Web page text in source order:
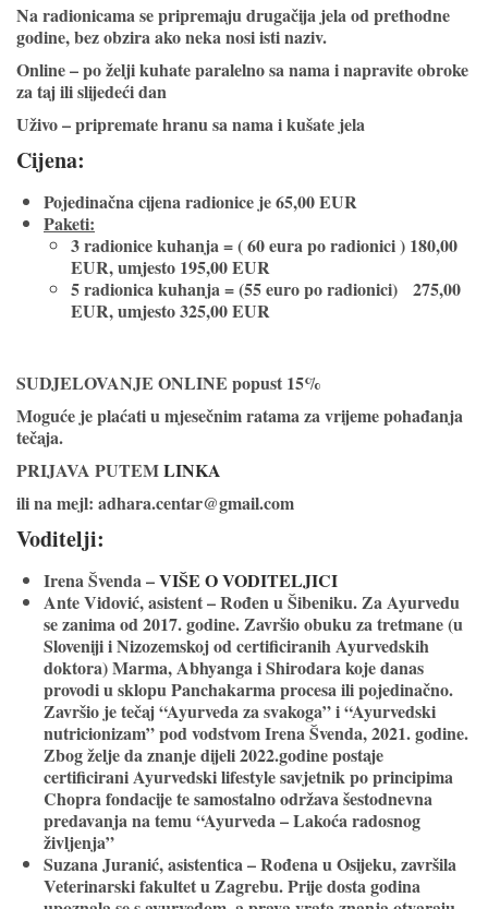
Na radionicama se pripremaju drugačija jela od prethodne
godine, bez obzira ako neka nosi isti naziv.
Online– po želji kuhate paralelno sa nama i napravite obroke
za taj ili slijedeći dan
Uživo– pripremate hranu sa nama i kušate jela
Cijena:
Pojedinačna cijena radionice je 65,00 EUR
Paketi:
3 radionice kuhanja = ( 60 eura po radionici ) 180,00
EUR, umjesto 195,00 EUR
5 radionica kuhanja = (55 euro po radionici) 275,00
EUR, umjesto 325,00 EUR
SUDJELOVANJE ONLINE popust 15%
Moguće je plaćati u mjesečnim ratama za vrijeme pohađanja
tečaja.
PRIJAVA PUTEMLINKA
ili na mejl: adhara.centar@gmail.com
Voditelji:
Irena Švenda –VIŠE O VODITELJICI
Ante Vidović, asistent – Rođen u Šibeniku. Za Ayurvedu
se zanima od 2017. godine. Završio obuku za tretmane (u
Sloveniji i Nizozemskoj od certificiranih Ayurvedskih
doktora) Marma, Abhyanga i Shirodara koje danas
provodi u sklopu Panchakarma procesa ili pojedinačno.
Završio je tečaj “Ayurveda za svakoga” i “Ayurvedski
nutricionizam” pod vodstvom Irena Švenda, 2021. godine.
Zbog želje da znanje dijeli 2022.godine postaje
certificirani Ayurvedski lifestyle savjetnik po principima
Chopra fondacije te samostalno održava šestodnevna
predavanja na temu “Ayurveda – Lakoća radosnog
življenja”
Suzana Juranić, asistentica – Rođena u Osijeku, završila
Veterinarski fakultet u Zagrebu. Prije dosta godina